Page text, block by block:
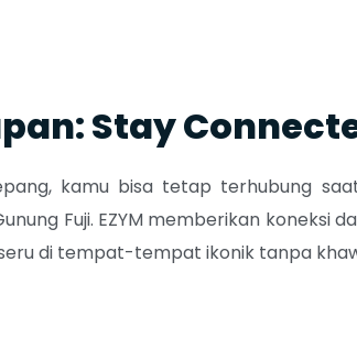
Stay
kamu bisa tetap terhubung
Fuji. EZYM memberikan koneksi
di tempat-tempat ikonik tanpa